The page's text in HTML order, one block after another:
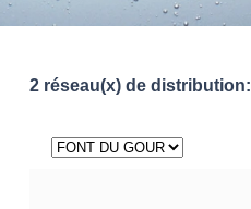
2 réseau(x) de distribution: